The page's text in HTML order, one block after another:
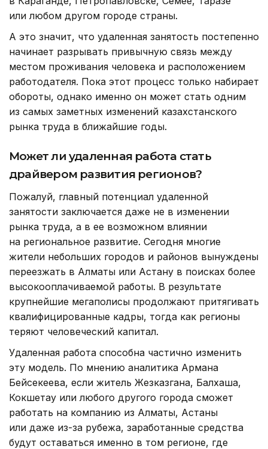
или любом другом городе страны.
А это значит, что удаленная занятость постепенно
начинает разрывать привычную связь между
местом проживания человека и расположением
работодателя. Пока этот процесс только набирает
обороты, однако именно он может стать одним
из самых заметных изменений казахстанского
рынка труда в ближайшие годы.
Может ли удаленная работа стать
драйвером развития регионов?
Пожалуй, главный потенциал удаленной
занятости заключается даже не в изменении
рынка труда, а в ее возможном влиянии
на региональное развитие. Сегодня многие
жители небольших городов и районов вынуждены
переезжать в Алматы или Астану в поисках более
высокооплачиваемой работы. В результате
крупнейшие мегаполисы продолжают притягивать
квалифицированные кадры, тогда как регионы
теряют человеческий капитал.
Удаленная работа способна частично изменить
эту модель. По мнению аналитика Армана
Бейсекеева, если житель Жезказгана, Балхаша,
Кокшетау или любого другого города сможет
работать на компанию из Алматы, Астаны
или даже из-за рубежа, заработанные средства
будут оставаться именно в том регионе, где